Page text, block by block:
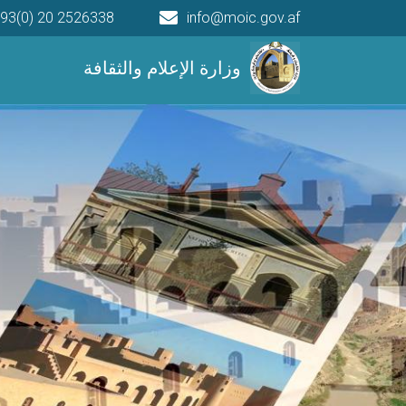
وزارة الإعلام والثقافة
info@moic.gov.af
20 2526338
Main navigation